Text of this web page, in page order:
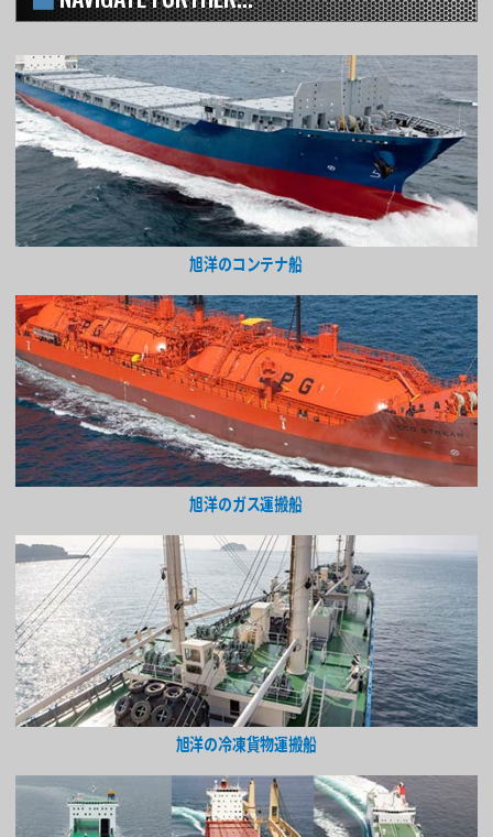
旭洋のコンテナ船
旭洋のガス運搬船
旭洋の冷凍貨物運搬船